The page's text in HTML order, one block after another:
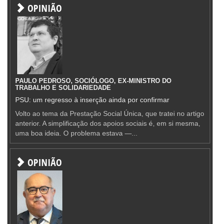
OPINIÃO
PAULO PEDROSO, SOCIÓLOGO, EX-MINISTRO DO
TRABALHO E SOLIDARIEDADE
PSU: um regresso à inserção ainda por confirmar
Volto ao tema da Prestação Social Única, que tratei no artigo
anterior. A simplificação dos apoios sociais é, em si mesma,
uma boa ideia. O problema estava —...
OPINIÃO